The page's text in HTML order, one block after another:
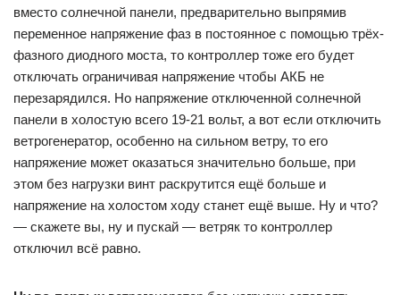
вместо солнечной панели, предварительно выпрямив
переменное напряжение фаз в постоянное с помощью трёх-
фазного диодного моста, то контроллер тоже его будет
отключать ограничивая напряжение чтобы АКБ не
перезарядился. Но напряжение отключенной солнечной
панели в холостую всего 19-21 вольт, а вот если отключить
ветрогенератор, особенно на сильном ветру, то его
напряжение может оказаться значительно больше, при
этом без нагрузки винт раскрутится ещё больше и
напряжение на холостом ходу станет ещё выше. Ну и что?
— скажете вы, ну и пускай — ветряк то контроллер
отключил всё равно.